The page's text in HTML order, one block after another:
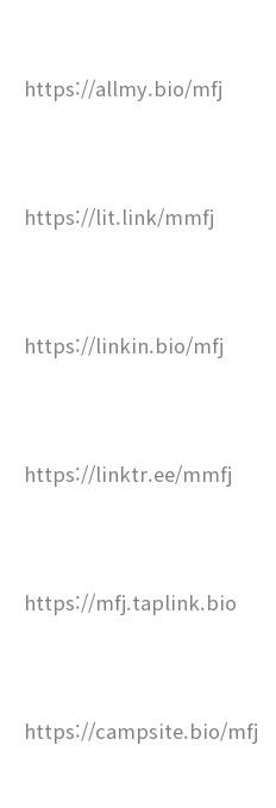
https://allmy.bio/mfj
https://lit.link/mmfj
https://linkin.bio/mfj
https://linktr.ee/mmfj
https://mfj.taplink.bio
https://campsite.bio/mfj